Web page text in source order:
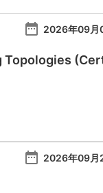
date_range 2026年09月
Topologies
date_range 2026年09月